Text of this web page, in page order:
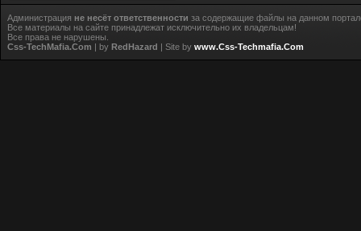
Администрация не несёт ответственности за содержащие файлы на данном
Все материалы на сайте принадлежат исключительно их владельцам!
Все права не нарушены.
Css-TechMafia.Com | by RedHazard | Site by www.Css-Techmafia.Com